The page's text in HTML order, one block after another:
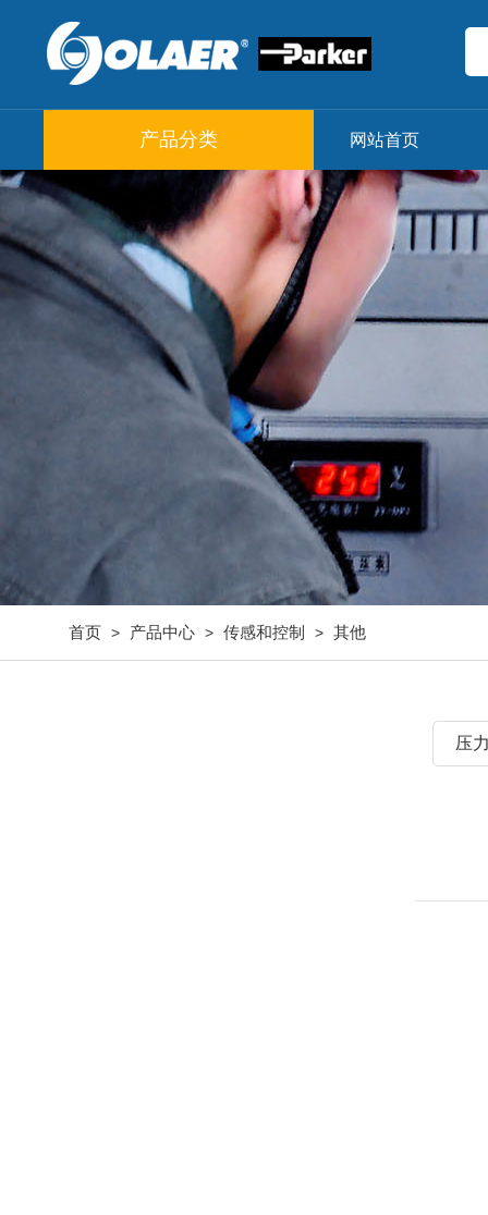
产品分类 网站首页
首页 > 产品中心 > 传感和控制 > 其他
压